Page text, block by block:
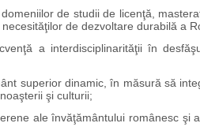
de studii de licenţă,
de dezvoltare durabilă a
a interdisciplinarităţii în
superior dinamic, în măsură să
şi culturii;
ale învăţământului românesc şi